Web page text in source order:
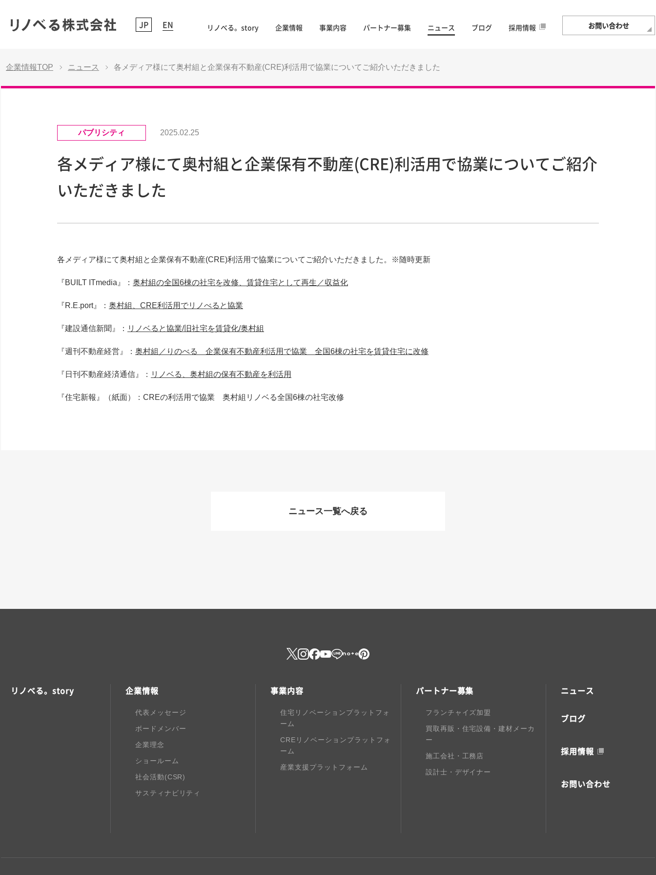
JP EN リノべる。story 企業情報 事業内容 パートナー募集 ニュース ブログ 採用情報 お問い合わせ
企業情報TOP ニュース 各メディア様にて奥村組と企業保有不動産(CRE)利活用で協業についてご紹介いただきました
パブリシティ 2025.02.25
各メディア様にて奥村組と企業保有不動産(CRE)利活用で協業についてご紹介
いただきました
各メディア様にて奥村組と企業保有不動産(CRE)利活用で協業についてご紹介いただきました。※随時更新
『BUILT ITmedia』： 奥村組の全国6棟の社宅を改修、賃貸住宅として再生／収益化
『R.E.port』： 奥村組、CRE利活用でリノべると協業
『建設通信新聞』： リノベると協業/旧社宅を賃貸化/奥村組
『週刊不動産経営』： 奥村組／りのべる 企業保有不動産利活用で協業 全国6棟の社宅を賃貸住宅に改修
『日刊不動産経済通信』： リノベる、奥村組の保有不動産を利活用
『住宅新報』（紙面）：CREの利活用で協業 奥村組リノベる全国6棟の社宅改修
ニュース一覧へ戻る
リノべる。story 企業情報
代表メッセージ
ボードメンバー
企業理念
ショールーム
社会活動(CSR)
サスティナビリティ
事業内容
住宅リノベーションプラットフォ
ーム
CREリノベーションプラットフォ
ーム
産業支援プラットフォーム
パートナー募集
フランチャイズ加盟
買取再販・住宅設備・建材メーカ
ー
施工会社・工務店
設計士・デザイナー
ニュース
ブログ
採用情報
お問い合わせ